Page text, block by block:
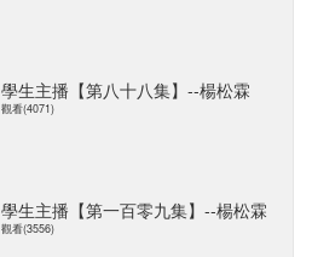
學生主播【第八十八集】--楊松霖
觀看(4071)
學生主播【第一百零九集】--楊松霖
觀看(3556)